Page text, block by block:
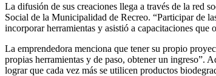
La difusión de sus creaciones llega a través de la red
Social de la Municipalidad de Recreo. “Participar de
incorporar herramientas y asistió a capacitaciones que
La emprendedora menciona que tener su propio
propias herramientas y de paso, obtener un ingreso”.
lograr que cada vez más se utilicen productos